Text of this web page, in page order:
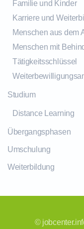
Familie und Kinder
Karriere und
Menschen aus dem
Menschen mit
Tätigkeitsschlüssel
Studium
Distance Learning
Übergangsphasen
Umschulung
Weiterbildung
©